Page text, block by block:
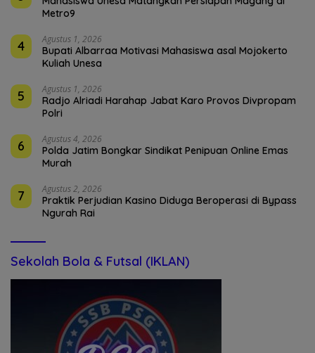
Metro9
4 Agustus 1, 2026
Bupati Albarraa Motivasi Mahasiswa asal Mojokerto
Kuliah Unesa
5 Agustus 1, 2026
Radjo Alriadi Harahap Jabat Karo Provos Divpropam
Polri
6 Agustus 4, 2026
Polda Jatim Bongkar Sindikat Penipuan Online Emas
Murah
7 Agustus 2, 2026
Praktik Perjudian Kasino Diduga Beroperasi di Bypass
Ngurah Rai
Sekolah Bola & Futsal (IKLAN)